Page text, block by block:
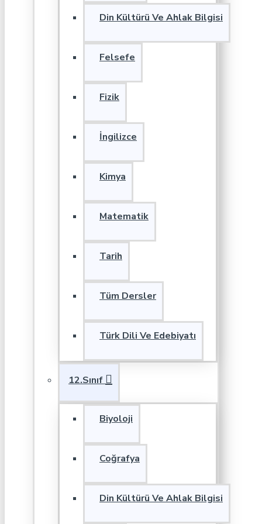
Din Kültürü Ve Ahlak Bilgisi
Felsefe
Fizik
İngilizce
Kimya
Matematik
Tarih
Tüm Dersler
Türk Dili Ve Edebiyatı
12.Sınıf
Biyoloji
Coğrafya
Din Kültürü Ve Ahlak Bilgisi